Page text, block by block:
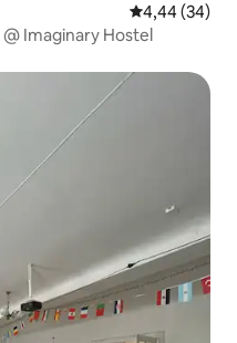
Évaluation
4,44 (34)
Imaginary Hostel